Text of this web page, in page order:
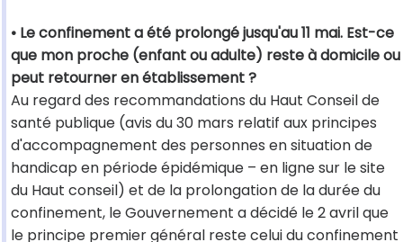
• Le confinement a été prolongé jusqu'au 11 mai. Est-ce
que mon proche (enfant ou adulte) reste à domicile ou
peut retourner en établissement ?
Au regard des recommandations du Haut Conseil de
santé publique (avis du 30 mars relatif aux principes
d'accompagnement des personnes en situation de
handicap en période épidémique – en ligne sur le site
du Haut conseil) et de la prolongation de la durée du
confinement, le Gouvernement a décidé le 2 avril que
le principe premier général reste celui du confinement